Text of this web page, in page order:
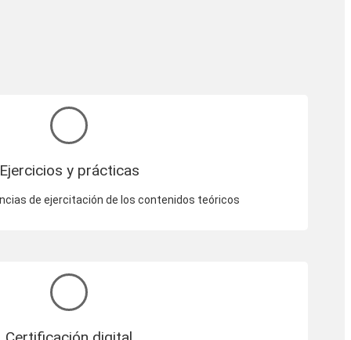
Ejercicios y prácticas
de ejercitación de los contenidos teóricos